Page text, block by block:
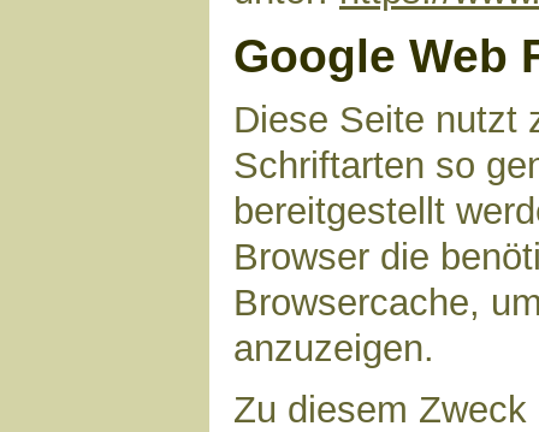
Google Web
Diese Seite nutzt
Schriftarten so
bereitgestellt
Browser die
Browsercache,
anzuzeigen.
Zu diesem